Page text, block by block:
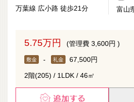
万葉線 広小路 徒歩21分
富山
5.75万円 (管理費 3,600円 )
敷金 - 礼金 67,500円
2階(205) / 1LDK / 46㎡